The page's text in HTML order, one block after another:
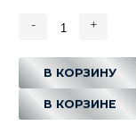
- +
В КОРЗИНУ
В КОРЗИНЕ